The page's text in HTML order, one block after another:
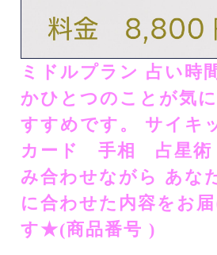
ミドルプラン 占い時
かひとつのことが気
すすめです。​ ​​サイキ
カード 手相 占星
み合わせながら​ ​​あな
に合わせた内容をお
す★(商品番号 )